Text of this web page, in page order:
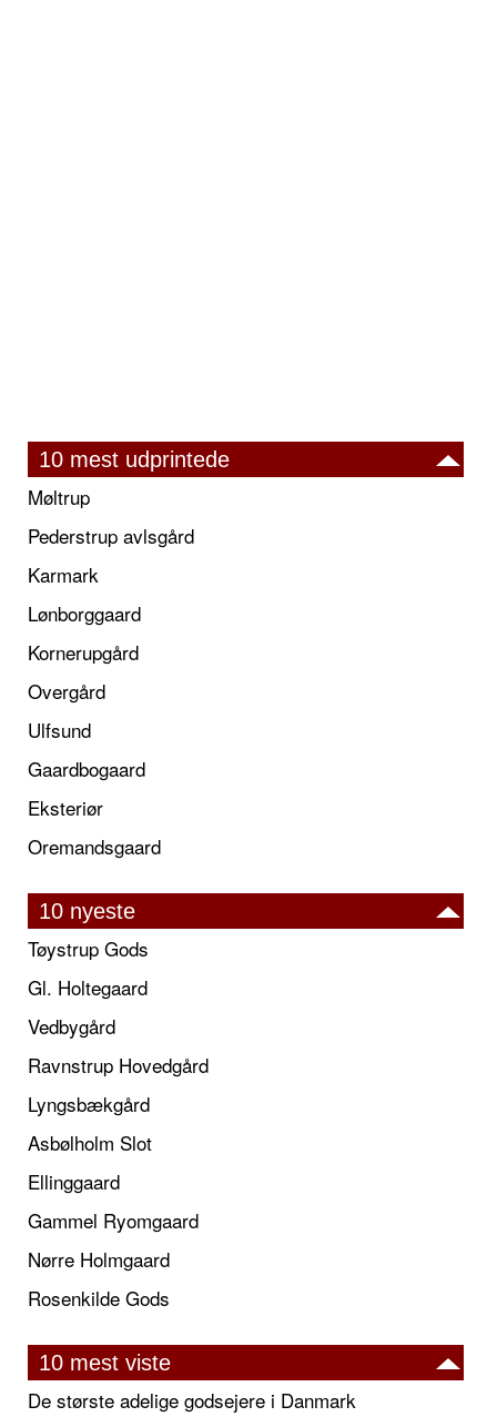
10 mest udprintede
Møltrup
Pederstrup avlsgård
Karmark
Lønborggaard
Kornerupgård
Overgård
Ulfsund
Gaardbogaard
Eksteriør
Oremandsgaard
10 nyeste
Tøystrup Gods
Gl. Holtegaard
Vedbygård
Ravnstrup Hovedgård
Lyngsbækgård
Asbølholm Slot
Ellinggaard
Gammel Ryomgaard
Nørre Holmgaard
Rosenkilde Gods
10 mest viste
De største adelige godsejere i Danmark